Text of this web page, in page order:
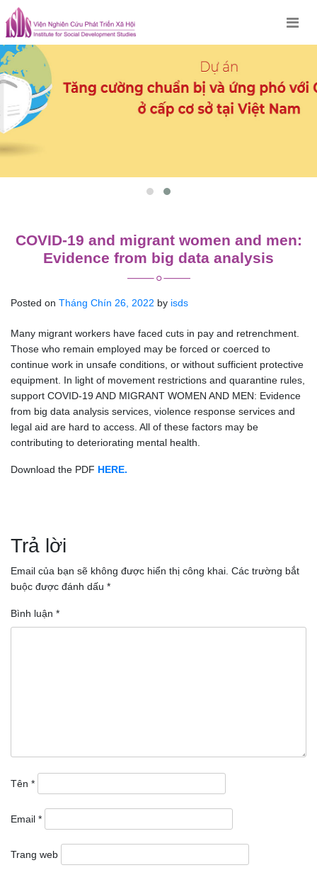
Skip
to
content
COVID-19 and migrant women and men:
Evidence from big data analysis
Posted on Tháng Chín 26, 2022 by isds
Many migrant workers have faced cuts in pay and retrenchment.
Those who remain employed may be forced or coerced to
continue work in unsafe conditions, or without sufficient protective
equipment. In light of movement restrictions and quarantine rules,
support COVID-19 AND MIGRANT WOMEN AND MEN: Evidence
from big data analysis services, violence response services and
legal aid are hard to access. All of these factors may be
contributing to deteriorating mental health.
Download the PDF HERE.
hướng
bài
viết
Trả lời
Email của bạn sẽ không được hiển thị công khai. Các trường bắt
buộc được đánh dấu *
Bình luận *
Tên *
Email *
Trang web